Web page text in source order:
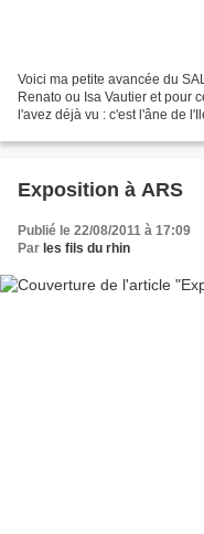
Voici ma petite avancée du
Renato ou Isa Vautier et pour
l'avez déjà vu : c'est l'âne de
Exposition à ARS
Publié le 22/08/2011 à 17:09
Par les fils du rhin